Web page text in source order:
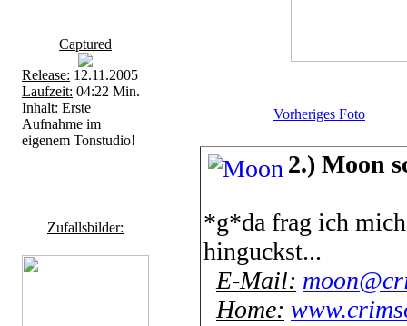
Captured
Release: 12.11.2005
Laufzeit: 04:22 Min.
Inhalt: Erste
Aufnahme im
eigenem Tonstudio!
Zufallsbilder:
Vorheriges Foto
2.) Moon
*g*da frag ich
hinguckst...
E-Mail:
Home: